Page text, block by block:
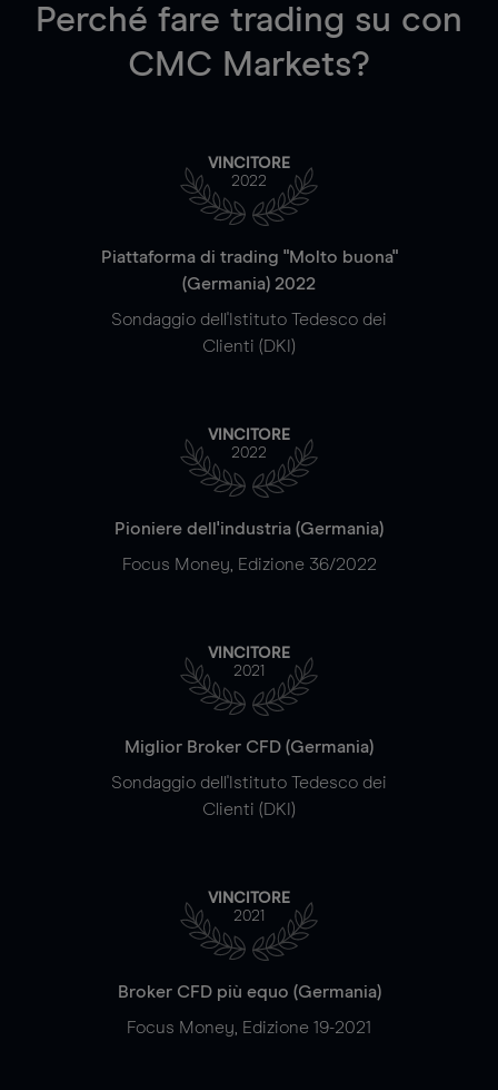
Perché fare trading su con
CMC Markets?
VINCITORE
2022
Piattaforma di trading "Molto buona"
(Germania) 2022
Sondaggio dell'Istituto Tedesco dei
Clienti (DKI)
VINCITORE
2022
Pioniere dell'industria (Germania)
Focus Money, Edizione 36/2022
VINCITORE
2021
Miglior Broker CFD (Germania)
Sondaggio dell'Istituto Tedesco dei
Clienti (DKI)
VINCITORE
2021
Broker CFD più equo (Germania)
Focus Money, Edizione 19-2021